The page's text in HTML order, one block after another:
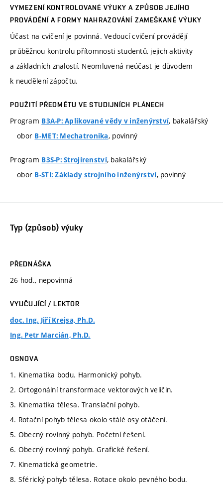
VYMEZENÍ KONTROLOVANÉ VÝUKY A ZPŮSOB JEJÍHO
PROVÁDĚNÍ A FORMY NAHRAZOVÁNÍ ZAMEŠKANÉ VÝUKY
Účast na cvičení je povinná. Vedoucí cvičení provádějí
průběžnou kontrolu přítomnosti studentů, jejich aktivity
a základních znalostí. Neomluvená neúčast je důvodem
k neudělení zápočtu.
POUŽITÍ PŘEDMĚTU VE STUDIJNÍCH PLÁNECH
Program B3A-P: Aplikované vědy v inženýrství, bakalářský
obor B-MET: Mechatronika, povinný
Program B3S-P: Strojírenství, bakalářský
obor B-STI: Základy strojního inženýrství, povinný
Typ (způsob) výuky
PŘEDNÁŠKA
26 hod., nepovinná
VYUČUJÍCÍ / LEKTOR
doc. Ing. Jiří Krejsa, Ph.D.
Ing. Petr Marcián, Ph.D.
OSNOVA
1. Kinematika bodu. Harmonický pohyb.
2. Ortogonální transformace vektorových veličin.
3. Kinematika tělesa. Translační pohyb.
4. Rotační pohyb tělesa okolo stálé osy otáčení.
5. Obecný rovinný pohyb. Početní řešení.
6. Obecný rovinný pohyb. Grafické řešení.
7. Kinematická geometrie.
8. Sférický pohyb tělesa. Rotace okolo pevného bodu.